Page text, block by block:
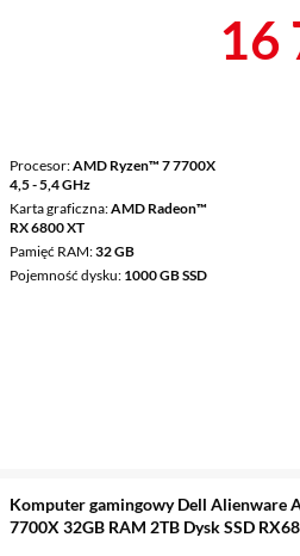
Procesor AMD Ryzen™ 7 7700X
4,5 - 5,4 GHz
Karta graficzna AMD Radeon™
RX 6800 XT
Pamięć RAM 32 GB
Pojemność dysku 1000 GB SSD
16
Komputer gamingowy Dell Alienware
7700X 32GB RAM 2TB Dysk SSD